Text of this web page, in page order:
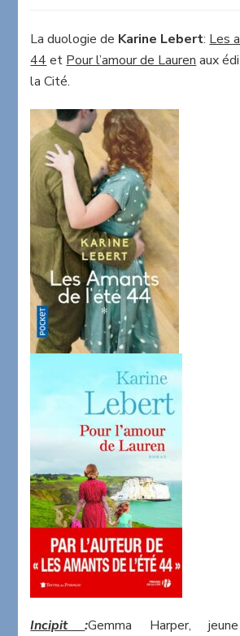
de
44
et
2)
de
Karine
Lebert
La duologie de Karine Lebert: Les
44 et Pour l’amour de Lauren aux
la Cité.
Incipit:Gemma Harper,